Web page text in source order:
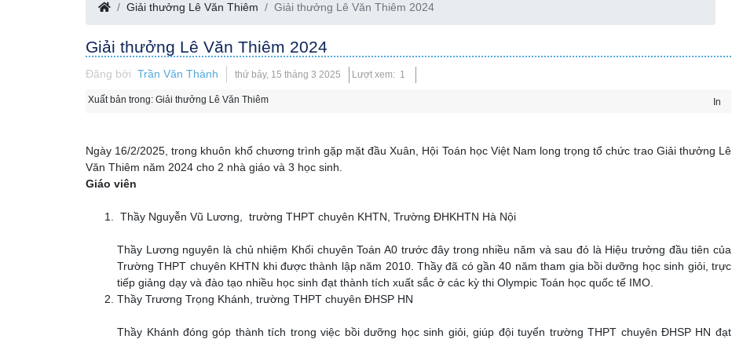
Giải thưởng Lê Văn Thiêm Giải thưởng Lê Văn Thiêm 2024
Giải thưởng Lê Văn Thiêm 2024
Đăng bởiTrần Văn Thành thứ bảy, 15 tháng 3 2025 Lượt xem: 1
Xuất bản trong: Giải thưởng Lê Văn Thiêm In
Ngày 16/2/2025, trong khuôn khổ chương trình gặp mặt đầu Xuân, Hội Toán học Việt Nam long trọng tổ chức trao Giải thưởng Lê
Văn Thiêm năm 2024 cho 2 nhà giáo và 3 học sinh.
Giáo viên
Thầy Nguyễn Vũ Lương, trường THPT chuyên KHTN, Trường ĐHKHTN Hà Nội
Thầy Lương nguyên là chủ nhiệm Khối chuyên Toán A0 trước đây trong nhiều năm và sau đó là Hiệu trưởng đầu tiên của
Trường THPT chuyên KHTN khi được thành lập năm 2010. Thầy đã có gần 40 năm tham gia bồi dưỡng học sinh giỏi, trực
tiếp giảng dạy và đào tạo nhiều học sinh đạt thành tích xuất sắc ở các kỳ thi Olympic Toán học quốc tế IMO.
Thầy Trương Trọng Khánh, trường THPT chuyên ĐHSP HN
Thầy Khánh đóng góp thành tích trong việc bồi dưỡng học sinh giỏi, giúp đội tuyển trường THPT chuyên ĐHSP HN đạt